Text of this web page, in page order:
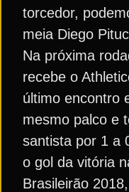
torcedor,
meia Diego
Na próxima
recebe o
último encontro
mesmo palco e
santista por 1 a
o gol da vitória
Brasileirão